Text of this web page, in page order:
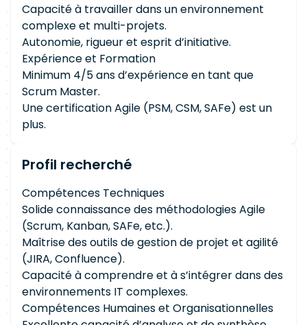
Capacité à travailler dans un environnement
complexe et multi-projets.
Autonomie, rigueur et esprit d’initiative.
Expérience et Formation
Minimum 4/5 ans d’expérience en tant que
Scrum Master.
Une certification Agile (PSM, CSM, SAFe) est un
plus.
Profil recherché
Compétences Techniques
Solide connaissance des méthodologies Agile
(Scrum, Kanban, SAFe, etc.).
Maîtrise des outils de gestion de projet et agilité
(JIRA, Confluence).
Capacité à comprendre et à s’intégrer dans des
environnements IT complexes.
Compétences Humaines et Organisationnelles